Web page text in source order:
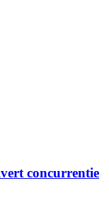
concurrentie